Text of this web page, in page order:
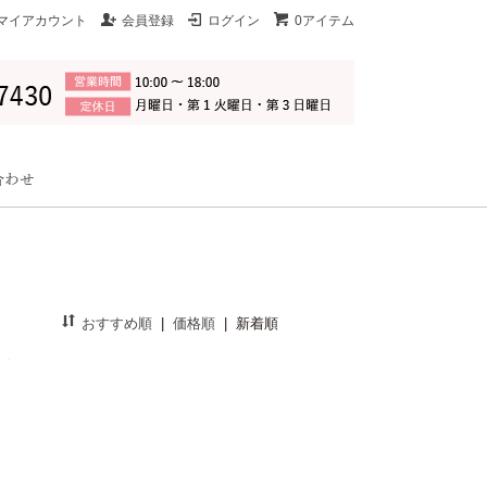
0アイテム
ログイン
会員登録
イアカウント
おすすめ順 | 価格順 | 新着順